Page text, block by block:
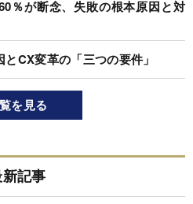
％が断念、失敗の根本原因と対
CX変革の「三つの要件」
を見る
記事